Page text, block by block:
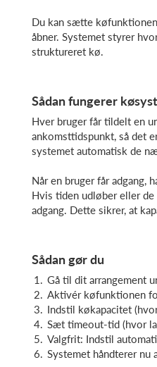
Du kan sætte
åbner. Systemet styrer
struktureret kø.
Sådan fungerer
Hver bruger får tildelt en
ankomsttidspunkt, så det
systemet automatisk de
Når en bruger får adgang,
Hvis tiden udløber eller
adgang. Dette sikrer, at
Sådan gør du
Gå til dit arrangement
Aktivér køfunktionen
Indstil køkapacitet
Sæt timeout-tid (hvor
Valgfrit: Indstil
Systemet håndterer